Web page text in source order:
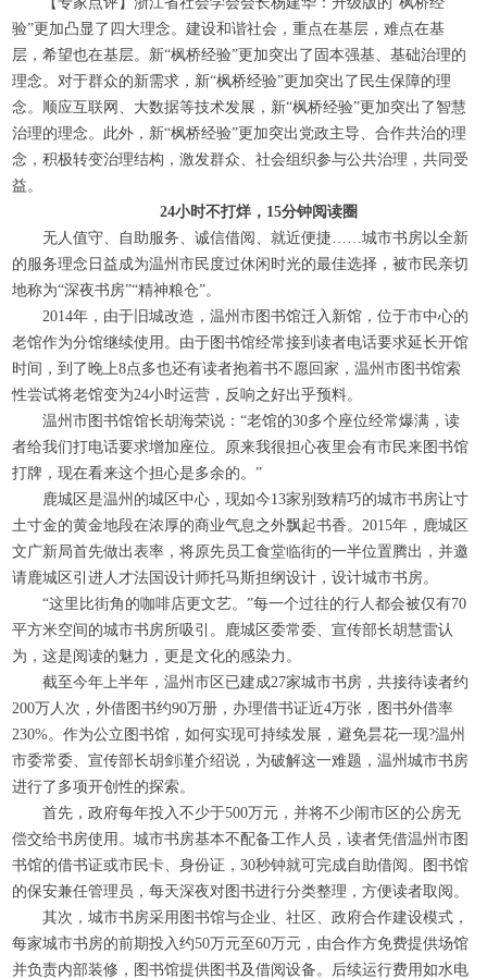
验”更加凸显了四大理念。建设和谐社会，重点在基层，难点在基
层，希望也在基层。新“枫桥经验”更加突出了固本强基、基础治理的
理念。对于群众的新需求，新“枫桥经验”更加突出了民生保障的理
念。顺应互联网、大数据等技术发展，新“枫桥经验”更加突出了智慧
治理的理念。此外，新“枫桥经验”更加突出党政主导、合作共治的理
念，积极转变治理结构，激发群众、社会组织参与公共治理，共同受
益。
24小时不打烊， 15分钟阅读圈
无人值守、自助服务、诚信借阅、就近便捷……城市书房以全新
的服务理念日益成为温州市民度过休闲时光的最佳选择，被市民亲切
地称为“深夜书房”“精神粮仓”。
2014年，由于旧城改造，温州市图书馆迁入新馆，位于市中心的
老馆作为分馆继续使用。由于图书馆经常接到读者电话要求延长开馆
时间，到了晚上8点多也还有读者抱着书不愿回家，温州市图书馆索
性尝试将老馆变为24小时运营，反响之好出乎预料。
温州市图书馆馆长胡海荣说：“老馆的30多个座位经常爆满，读
者给我们打电话要求增加座位。原来我很担心夜里会有市民来图书馆
打牌，现在看来这个担心是多余的。”
鹿城区是温州的城区中心，现如今13家别致精巧的城市书房让寸
土寸金的黄金地段在浓厚的商业气息之外飘起书香。2015年，鹿城区
文广新局首先做出表率，将原先员工食堂临街的一半位置腾出，并邀
请鹿城区引进人才法国设计师托马斯担纲设计，设计城市书房。
“这里比街角的咖啡店更文艺。”每一个过往的行人都会被仅有70
平方米空间的城市书房所吸引。鹿城区委常委、宣传部长胡慧雷认
为，这是阅读的魅力，更是文化的感染力。
截至今年上半年，温州市区已建成27家城市书房，共接待读者约
200万人次，外借图书约90万册，办理借书证近4万张，图书外借率
230%。作为公立图书馆，如何实现可持续发展，避免昙花一现?温州
市委常委、宣传部长胡剑谨介绍说，为破解这一难题，温州城市书房
进行了多项开创性的探索。
首先，政府每年投入不少于500万元，并将不少闹市区的公房无
偿交给书房使用。城市书房基本不配备工作人员，读者凭借温州市图
书馆的借书证或市民卡、身份证，30秒钟就可完成自助借阅。图书馆
的保安兼任管理员，每天深夜对图书进行分类整理，方便读者取阅。
其次，城市书房采用图书馆与企业、社区、政府合作建设模式，
每家城市书房的前期投入约50万元至60万元，由合作方免费提供场馆
并负责内部装修，图书馆提供图书及借阅设备。后续运行费用如水电